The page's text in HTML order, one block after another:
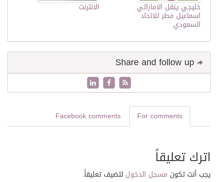
الانترنت
خليجي ينقل الاماراتي
اسماعيل مطر للاتحاد
السعودي
For comments
Facebook comments
اترك تعليقاً
يجب أنت تكون مسجل الدخول لتضيف تعليقاً.